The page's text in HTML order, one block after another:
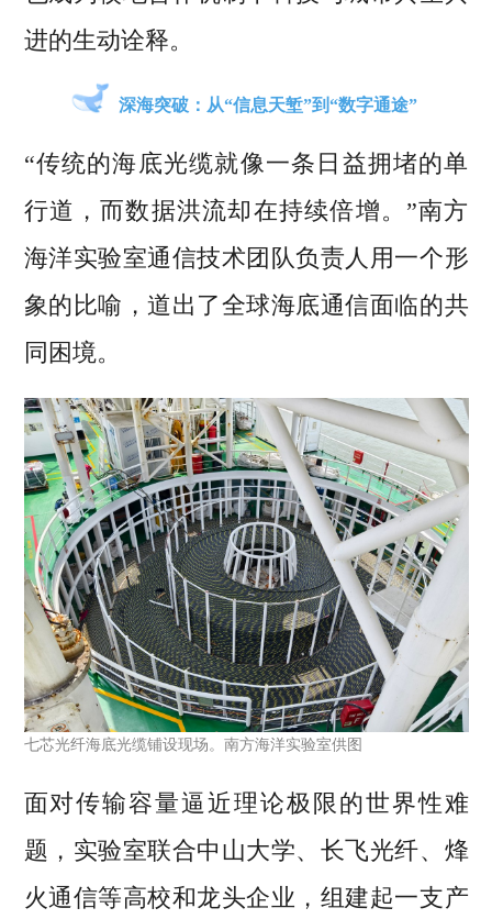
进的生动诠释。
深海突破：从“信息天堑”到“数字通途”
“传统的海底光缆就像一条日益拥堵的单
行道，而数据洪流却在持续倍增。”南方
海洋实验室通信技术团队负责人用一个形
象的比喻，道出了全球海底通信面临的共
同困境。
七芯光纤海底光缆铺设现场。南方海洋实验室供图
面对传输容量逼近理论极限的世界性难
题，实验室联合中山大学、长飞光纤、烽
火通信等高校和龙头企业，组建起一支产